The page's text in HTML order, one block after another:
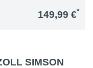
149,99 €*
SIMSON